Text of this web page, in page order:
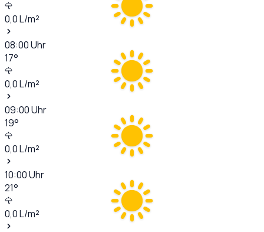
0,0L/m²
08:00Uhr
17°
0,0L/m²
09:00Uhr
19°
0,0L/m²
10:00Uhr
21°
0,0L/m²